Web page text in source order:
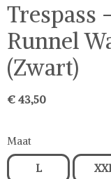
Trespass
Runnel
(Zwart)
€ 43,50
Maat
L